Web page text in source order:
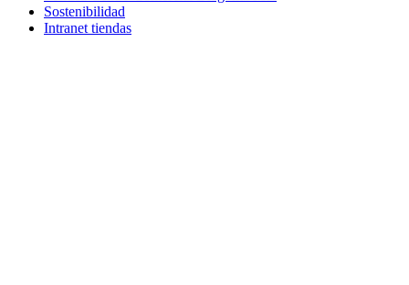
Sostenibilidad
Intranet tiendas